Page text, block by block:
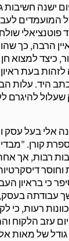
ישנה
המועמדים
פוטנציאלי
הרבה, כך
כיצד למצוא חן
בעת
היד. עלות
שעלול להיגרם
אלי בעל עסק
קורן.
רבות, אך
וחוסר
כי בראיון
עבודתה
רעות,
יום עזב
של מאות